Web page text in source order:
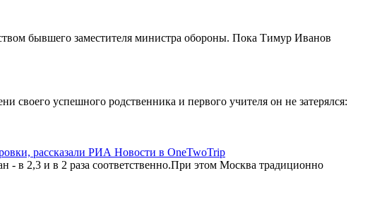
бывшего заместителя министра обороны. Пока Тимур Иванов
успешного родственника и первого учителя он не затерялся:
рассказали РИА Новости в OneTwoTrip
- в 2,3 и в 2 раза соответственно.При этом Москва традиционно